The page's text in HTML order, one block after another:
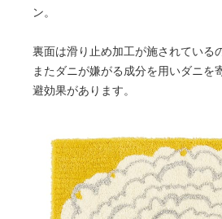
ン。
裏面は滑り止め加工が施されている
またダニが嫌がる成分を用いダニを
避効果があります。